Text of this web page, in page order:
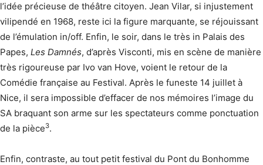
l’idée précieuse de théâtre citoyen. Jean Vilar, si injustement
vilipendé en 1968, reste ici la figure marquante, se réjouissant
de l’émulation in/off. Enfin, le soir, dans le très in Palais des
Papes, Les Damnés, d’après Visconti, mis en scène de manière
très rigoureuse par Ivo van Hove, voient le retour de la
Comédie française au Festival. Après le funeste 14 juillet à
Nice, il sera impossible d’effacer de nos mémoires l’image du
SA braquant son arme sur les spectateurs comme ponctuation
de la pièce3.
Enfin, contraste, au tout petit festival du Pont du Bonhomme